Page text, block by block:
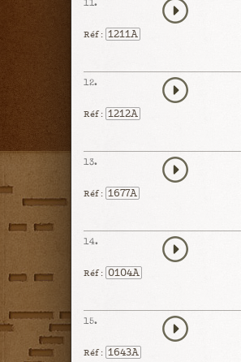
11.
Réf : 1211A
12.
Réf : 1212A
13.
Réf : 1677A
14.
Réf : 0104A
15.
Réf : 1643A